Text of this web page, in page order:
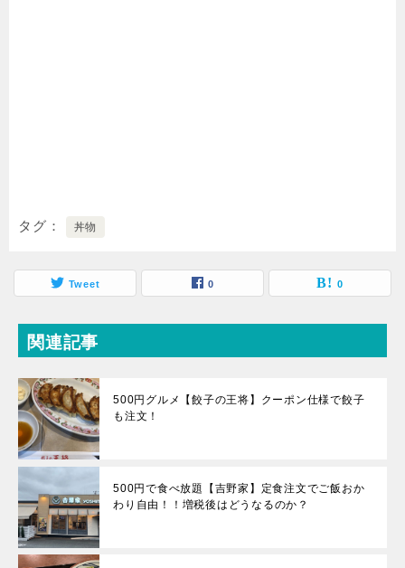
タグ 丼物
Tweet 0 0
関連記事
500円グルメ【餃子の王将】クーポン仕様で餃子
も注文！
500円で食べ放題【吉野家】定食注文でご飯おか
わり自由！！増税後はどうなるのか？